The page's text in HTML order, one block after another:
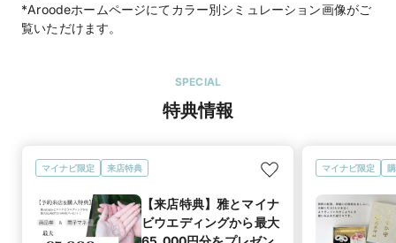
*Aroodeホームページにてカラー別シミュレーション画像がご
覧いただけます。
SPECIAL
特典情報
マイナビ限定 来店特典
【来店特典】雅とマイナ
ビウエディングから最大
マイナビ限定